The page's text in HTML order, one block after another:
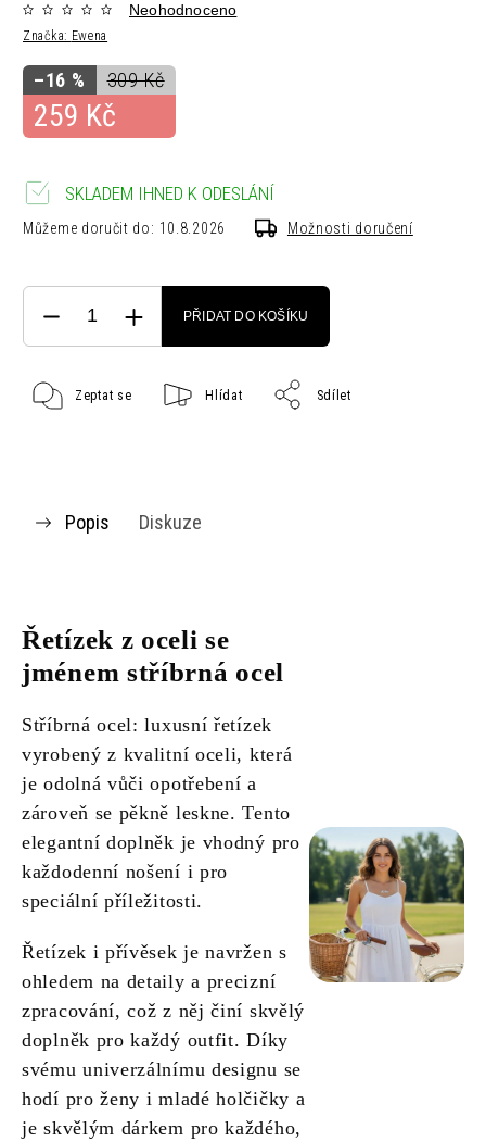
Značka: Ewena
Neohodnoceno
309 Kč
–16 %
259 Kč
SKLADEM IHNED K ODESLÁNÍ
Můžeme doručit do: 10.8.2026 Možnosti doručení
PŘIDAT DO KOŠÍKU
Zeptat se Hlídat Sdílet
Popis Diskuze
Řetízek z oceli se
jménem stříbrná ocel
Stříbrná ocel: luxusní řetízek
vyrobený z kvalitní oceli, která
je odolná vůči opotřebení a
zároveň se pěkně leskne. Tento
elegantní doplněk je vhodný pro
každodenní nošení i pro
speciální příležitosti.
Řetízek i přívěsek je navržen s
ohledem na detaily a precizní
zpracování, což z něj činí skvělý
doplněk pro každý outfit. Díky
svému univerzálnímu designu se
hodí pro ženy i mladé holčičky a
je skvělým dárkem pro každého,